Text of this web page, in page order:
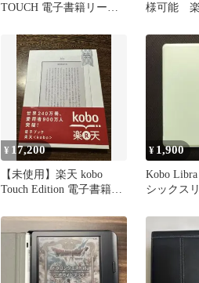
TOUCH 電子書籍リーダ
様可能 楽
¥ 17,200
【未使用】楽天 kobo
Touch Edition 電子書籍リ
¥ 1,900
Kobo
シックス